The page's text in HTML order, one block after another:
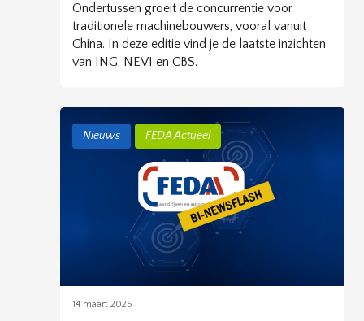
Ondertussen groeit de concurrentie voor
traditionele machinebouwers, vooral vanuit
China. In deze editie vind je de laatste inzichten
van ING, NEVI en CBS.
Nieuws FEDA Actueel
14 maart 2025